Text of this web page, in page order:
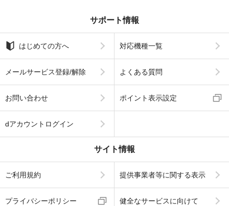
サポート情報
はじめての方へ 対応機種一覧
メールサービス登録/解除 よくある質問
お問い合わせ ポイント表示設定
dアカウントログイン
サイト情報
ご利用規約 提供事業者等に関する表示
プライバシーポリシー 健全なサービスに向けて